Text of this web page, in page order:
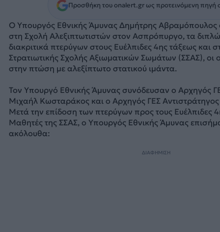
Προσθήκη του onalert.gr ως προτεινόμενη πηγή
O Υπουργός Εθνικής Άμυνας Δημήτρης Αβραμόπουλος
στη Σχολή Αλεξιπτωτιστών στον Ασπρόπυργο, τα
διακριτικά πτερύγων στους Ευέλπιδες 4ης τάξεως και
Στρατιωτικής Σχολής Αξιωματικών Σωμάτων (ΣΣΑΣ), οι
στην πτώση με αλεξίπτωτο στατικού ιμάντα.
Τον Υπουργό Εθνικής Άμυνας συνόδευσαν ο Αρχηγός
Μιχαήλ Κωσταράκος και ο Αρχηγός ΓΕΣ
Μετά την επίδοση των πτερύγων προς τους Ευέλπιδες
Μαθητές της ΣΣΑΣ, ο Υπουργός Εθνικής Άμυνας
ακόλουθα:
ΔΙΑΦΗΜΙΣΗ